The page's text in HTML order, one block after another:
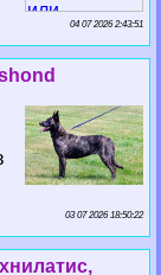
04 07 2026 2:43:51
03 07 2026 18:50:22